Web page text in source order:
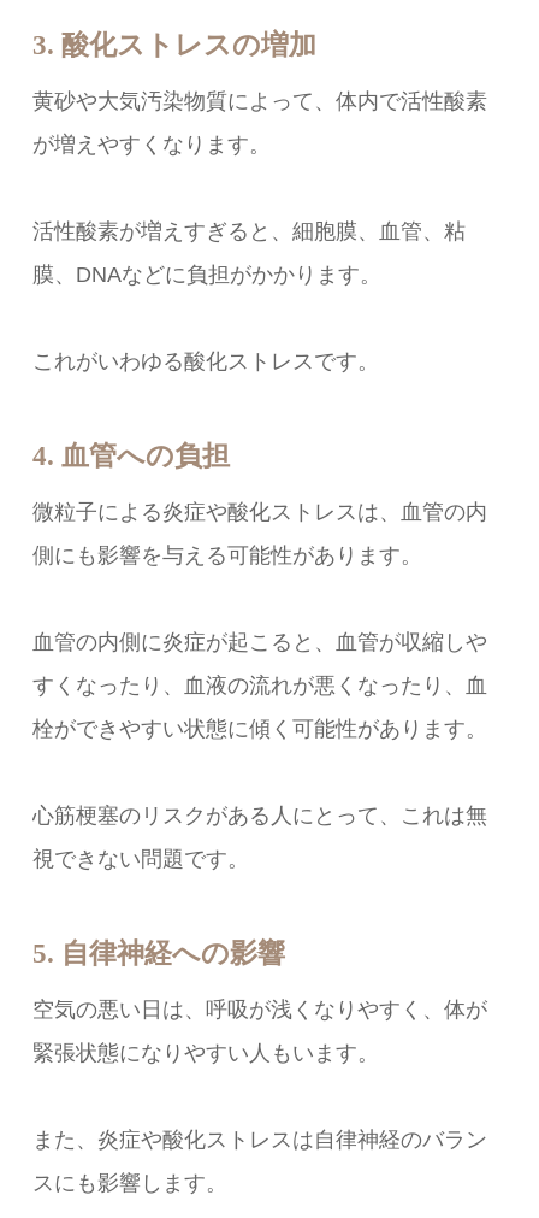
3. 酸化ストレスの増加
黄砂や大気汚染物質によって、体内で活性酸素
が増えやすくなります。
活性酸素が増えすぎると、細胞膜、血管、粘
膜、DNAなどに負担がかかります。
これがいわゆる酸化ストレスです。
4. 血管への負担
微粒子による炎症や酸化ストレスは、血管の内
側にも影響を与える可能性があります。
血管の内側に炎症が起こると、血管が収縮しや
すくなったり、血液の流れが悪くなったり、血
栓ができやすい状態に傾く可能性があります。
心筋梗塞のリスクがある人にとって、これは無
視できない問題です。
5. 自律神経への影響
空気の悪い日は、呼吸が浅くなりやすく、体が
緊張状態になりやすい人もいます。
また、炎症や酸化ストレスは自律神経のバラン
スにも影響します。